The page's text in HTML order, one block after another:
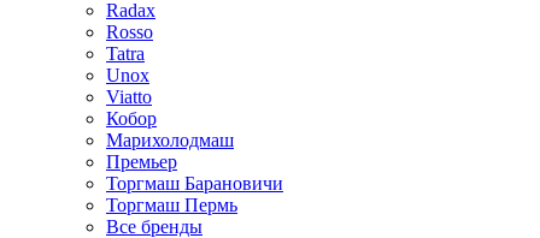
Radax
Rosso
Tatra
Unox
Viatto
Кобор
Марихолодмаш
Премьер
Торгмаш Барановичи
Торгмаш Пермь
Все бренды